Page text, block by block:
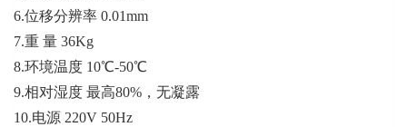
6.位移分辨率 0.01mm
7.重 量 36Kg
8.环境温度 10℃-50℃
9.相对湿度 最高80%，无凝露
10.电源 220V 50Hz